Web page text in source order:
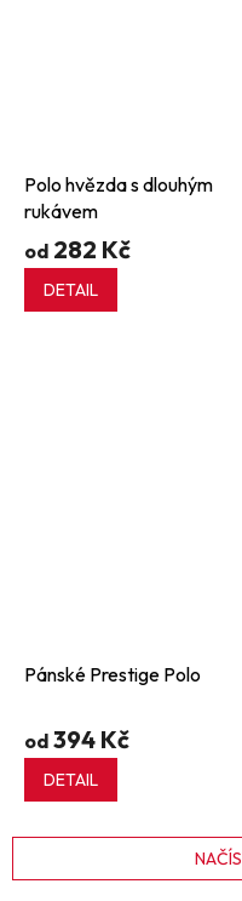
Polo hvězda s dlouhým
rukávem
od 282 Kč
DETAIL
Pánské Prestige Polo
od 394 Kč
DETAIL